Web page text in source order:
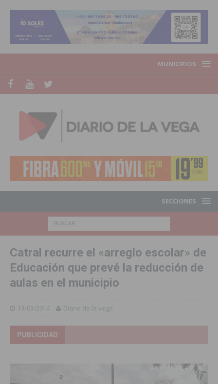
MUNICIPIOS
SECCIONES
Catral recurre el «arreglo escolar» de
Educación que prevé la reducción de
aulas en el municipio
13/03/2014 Diario de la vega
PUBLICIDAD